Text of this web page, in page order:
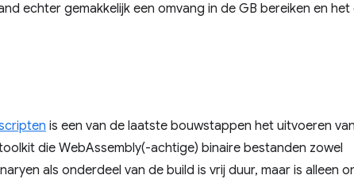
echter gemakkelijk een omvang in de GB bereiken en
is een van de laatste bouwstappen het uitvoeren
die WebAssembly(-achtige) binaire bestanden zowel
als onderdeel van de build is vrij duur, maar is alleen